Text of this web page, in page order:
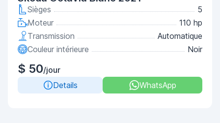
Sièges
5
Moteur
110 hp
Transmission
Automatique
Couleur intérieure
Noir
$ 50/jour
Details
WhatsApp